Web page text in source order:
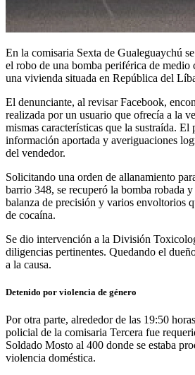
En la comisaria Sexta de Gualeguaychú
el robo de una bomba periférica de medio
una vivienda situada en República del
El denunciante, al revisar Facebook,
realizada por un usuario que ofrecía a la
mismas características que la sustraída. El
información aportada y averiguaciones
del vendedor.
Solicitando una orden de allanamiento
barrio 348, se recuperó la bomba robada
balanza de precisión y varios envoltorios
de cocaína.
Se dio intervención a la División
diligencias pertinentes. Quedando el
a la causa.
Detenido por violencia de género
Por otra parte, alrededor de las 19:50
policial de la comisaria Tercera fue
Soldado Mosto al 400 donde se estaba
violencia doméstica.